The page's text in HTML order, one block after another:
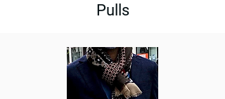
Pulls